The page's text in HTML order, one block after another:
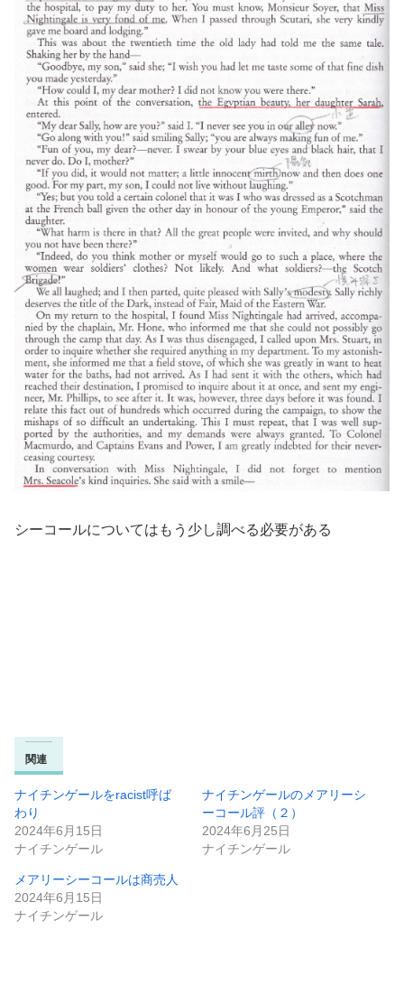
シーコールについてはもう少し調べる必要がある
関連
ナイチンゲールをracist呼ば
わり
2024年6月15日
ナイチンゲール
ナイチンゲールのメアリーシ
ーコール評（２）
2024年6月25日
ナイチンゲール
メアリーシーコールは商売人
2024年6月15日
ナイチンゲール